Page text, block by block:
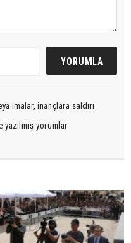
imalar, inançlara saldırı
yorumlar